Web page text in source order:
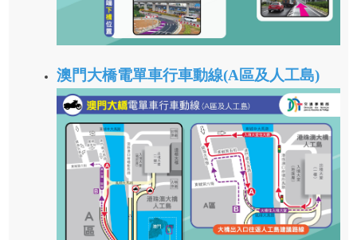
澳門大橋電單車行車動線(A區及人工島)